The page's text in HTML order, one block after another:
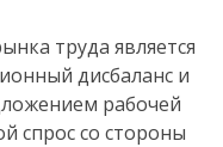
труда является
дисбаланс и
рабочей
спрос со стороны